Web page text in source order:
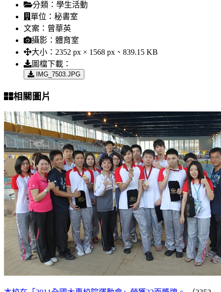
分類： 學生活動
單位： 秘書室
文案： 曾華英
攝影： 體育室
大小： 2352 px × 1568 px、839.15 KB
圖檔下載：
IMG_7503.JPG
相關圖片